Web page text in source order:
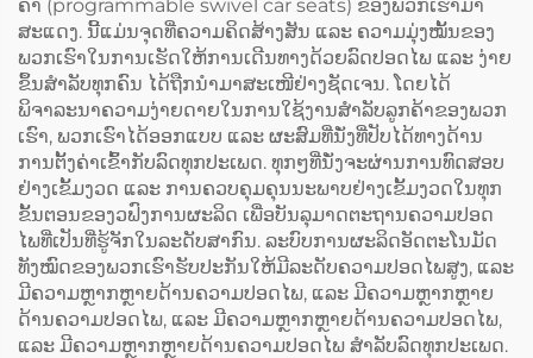
ຄ່າ (programmable swivel car seats) ຂອງພວກເຮົາມາ
ສະແດງ. ນີ້ແມ່ນຈຸດທີ່ຄວາມຄິດສ້າງສັນ ແລະ ຄວາມມຸ່ງໝັ້ນຂອງ
ພວກເຮົາໃນການເຮັດໃຫ້ການເດີນທາງດ້ວຍລົດປອດໄພ ແລະ ງ່າຍ
ຂຶ້ນສຳລັບທຸກຄົນ ໄດ້ຖືກນຳມາສະເໜີຢ່າງຊັດເຈນ. ໂດຍໄດ້
ພິຈາລະນາຄວາມງ່າຍດາຍໃນການໃຊ້ງານສຳລັບລູກຄ້າຂອງພວກ
ເຮົາ, ພວກເຮົາໄດ້ອອກແບບ ແລະ ຜະສົມທີ່ນັ່ງທີ່ປັບໄດ້ທາງດ້ານ
ການຕັ້ງຄ່າເຂົ້າກັບລົດທຸກປະເພດ. ທຸກໆທີ່ນັ່ງຈະຜ່ານການທົດສອບ
ຢ່າງເຂັ້ມງວດ ແລະ ການຄວບຄຸມຄຸນນະພາບຢ່າງເຂັ້ມງວດໃນທຸກ
ຂັ້ນຕອນຂອງວຟົງການຜະລິດ ເພື່ອບັນລຸມາດຕະຖານຄວາມປອດ
ໄພທີ່ເປັນທີ່ຮູ້ຈັກໃນລະດັບສາກົນ. ລະບົບການຜະລິດອັດຕະໂນມັດ
ທັງໝົດຂອງພວກເຮົາຮັບປະກັນໃຫ້ມີລະດັບຄວາມປອດໄພສູງ, ແລະ
ມີຄວາມຫຼາກຫຼາຍດ້ານຄວາມປອດໄພ, ແລະ ມີຄວາມຫຼາກຫຼາຍ
ດ້ານຄວາມປອດໄພ, ແລະ ມີຄວາມຫຼາກຫຼາຍດ້ານຄວາມປອດໄພ,
ແລະ ມີຄວາມຫຼາກຫຼາຍດ້ານຄວາມປອດໄພ ສຳລັບລົດທຸກປະເພດ.